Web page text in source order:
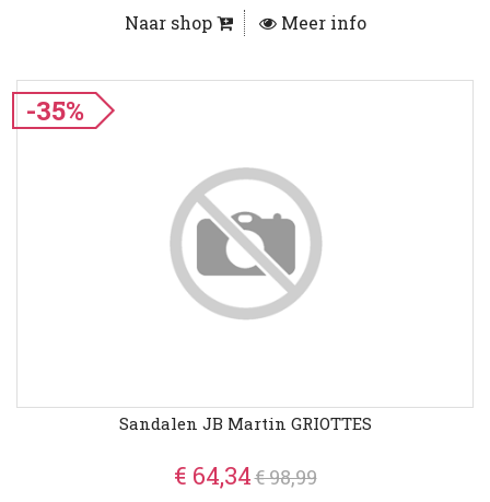
Naar shop Meer info
-35%
Sandalen JB Martin GRIOTTES
€ 64,34€ 98,99